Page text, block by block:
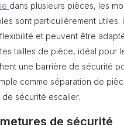
dans plusieurs pièces, les
sont particulièrement utiles.
et peuvent être
tailles de pièce, idéal pour
une barrière de sécurité
comme séparation de
sécurité escalier.
de sécurité